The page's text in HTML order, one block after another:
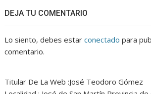
DEJA TU COMENTARIO
Lo siento, debes estarconectado para
comentario.
Titular De La Web :José Teodoro Gómez